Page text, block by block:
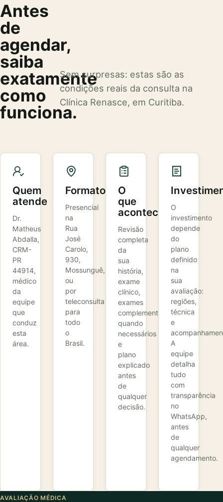
Antes
de
agendar,
saiba
exatamente
como
funciona.
Sem surpresas: estas são as
condições reais da consulta na
Clínica Renasce, em Curitiba.
Quem
atende
Dr.
Matheus
Abdalla,
CRM-
PR
44914,
médico
da
equipe
que
conduz
esta
área.
Formato
Presencial
na
Rua
José
Carolo,
930,
Mossunguê,
ou
por
teleconsulta
para
todo
o
Brasil.
O
que
acontece
Revisão
completa
da
sua
história,
exame
clínico,
exames
complementares
quando
necessários
e
plano
explicado
antes
de
qualquer
decisão.
O
investimento
depende
do
plano
definido
na
sua
avaliação:
regiões,
técnica
e
A
equipe
detalha
tudo
com
transparência
no
WhatsApp,
antes
de
qualquer
agendamento.
AVALIAÇÃO MÉDICA